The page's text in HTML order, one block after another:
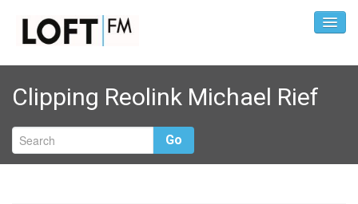
Clipping Reolink Michael Rief
Go